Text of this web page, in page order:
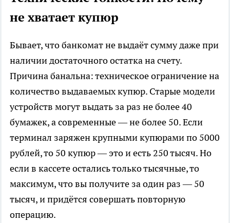
не хватает купюр
Бывает, что банкомат не выдаёт сумму даже при
наличии достаточного остатка на счету.
Причина банальна: техническое ограничение на
количество выдаваемых купюр. Старые модели
устройств могут выдать за раз не более 40
бумажек, а современные — не более 50. Если
терминал заряжен крупными купюрами по 5000
рублей, то 50 купюр — это и есть 250 тысяч. Но
если в кассете остались только тысячные, то
максимум, что вы получите за один раз — 50
тысяч, и придётся совершать повторную
операцию.